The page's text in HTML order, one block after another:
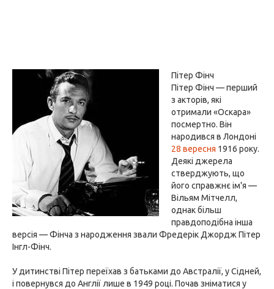
Пітер Фінч
Пітер Фінч — перший
з акторів, які
отримали «Оскара»
посмертно. Він
народився в Лондоні
28 вересня 1916 року.
Деякі джерела
стверджують, що
його справжнє ім'я —
Вільям Мітчелл,
однак більш
правдоподібна інша
версія — Фінча з народження звали Фредерік Джордж Пітер
Інгл-Фінч.
У дитинстві Пітер переїхав з батьками до Австралії, у Сідней,
і повернувся до Англії лише в 1949 році. Почав зніматися у